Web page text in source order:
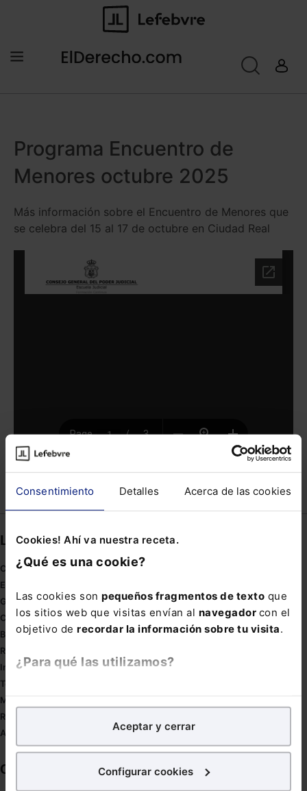
Consentimiento Detalles Acerca de las cookies
Cookies! Ahí va nuestra receta.
¿Qué es una cookie?
Las cookies son pequeños fragmentos de texto que
los sitios web que visitas envían al navegador con el
objetivo de recordar la información sobre tu visita.
¿Para qué las utilizamos?
analíticospara tratar demejorar tu experienciaen
nuestra página web. También con fines publicitarios,
para poder mostrarte publicidad y contenidos de tu
Aceptar y cerrar
Configurar cookies
Programa Encuentro de
Menores octubre 2025
Más información sobre el Encuentro de Menores que
se celebra del 15 al 17 de octubre en Ciudad Real
Compartir
Links directos
Coronavirus
Estudio de salud abogacía
Gestión de despachos
Compliance
Buenas Prácticas Tributarias
RGPD
Innovación
Tesauro
Mapa web
Redirect sitemap
Autores de El Derecho
Corporativo